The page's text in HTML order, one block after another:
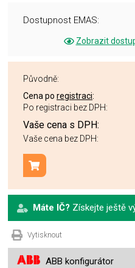
Dostupnost EMAS:
Zobrazit
Původně:
Cena po registraci:
Po registraci bez DPH:
Vaše cena s DPH:
Vaše cena bez DPH:
Přidat do košíku
Máte IČ? Získejte ještě
Vytisknout
ABB konfigurátor